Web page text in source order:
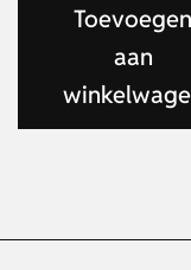
Toevoegen
aan